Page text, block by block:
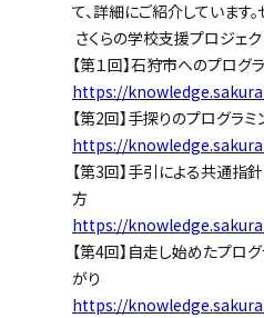
て、詳細にご紹介しています
さくらの学校支援プロジェ
【第１回】石狩市へのプログ
https://
【第2回】手探りのプログラ
https://
【第3回】手引による共通指
方
https://
【第4回】自走し始めたプロ
がり
https://